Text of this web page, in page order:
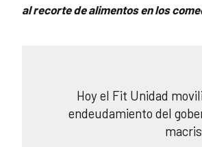
al recorte de alimentos en los
Hoy el Fit Unidad
endeudamiento del